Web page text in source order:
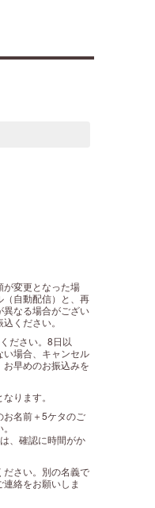
が変更となった場
（自動配信）と、再
異なる場合がござい
ください。
ださい。8日以
い場合、キャンセル
お早めのお振込みを
ります。
お名前＋5ケタのご
、確認に時間がか
ださい。別の名義で
絡をお願いしま